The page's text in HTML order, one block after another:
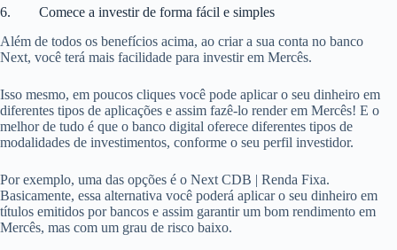
6. Comece a investir de forma fácil e simples
Além de todos os benefícios acima, ao criar a sua conta no banco
Next, você terá mais facilidade para investir em Mercês.
Isso mesmo, em poucos cliques você pode aplicar o seu dinheiro em
diferentes tipos de aplicações e assim fazê-lo render em Mercês! E o
melhor de tudo é que o banco digital oferece diferentes tipos de
modalidades de investimentos, conforme o seu perfil investidor.
Por exemplo, uma das opções é o Next CDB | Renda Fixa.
Basicamente, essa alternativa você poderá aplicar o seu dinheiro em
títulos emitidos por bancos e assim garantir um bom rendimento em
Mercês, mas com um grau de risco baixo.